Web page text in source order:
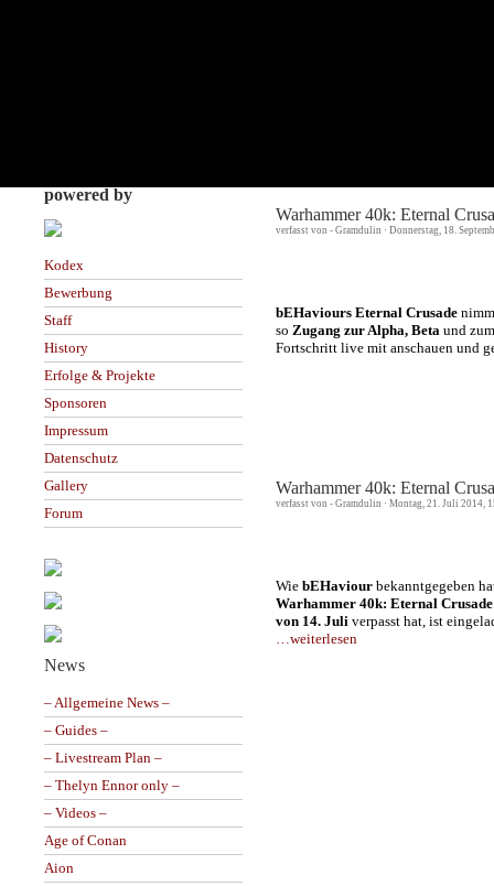
powered by
Kodex
Bewerbung
Staff
History
Erfolge & Projekte
Sponsoren
Impressum
Datenschutz
Gallery
Forum
News
– Allgemeine News –
– Guides –
– Livestream Plan –
– Thelyn Ennor only –
– Videos –
Age of Conan
Aion
Warhammer 40k: Eternal
verfasst von - Gramdulin · Donnerstag, 18.
bEHaviours Eternal Crusade
so Zugang zur Alpha, Beta und
Fortschritt live mit anschauen und
Warhammer 40k: Eternal
verfasst von - Gramdulin · Montag, 21. Juli 2014,
Wie bEHaviour bekanntgegeben
Warhammer 40k: Eternal Crusade
von 14. Juli verpasst hat, ist
…weiterlesen